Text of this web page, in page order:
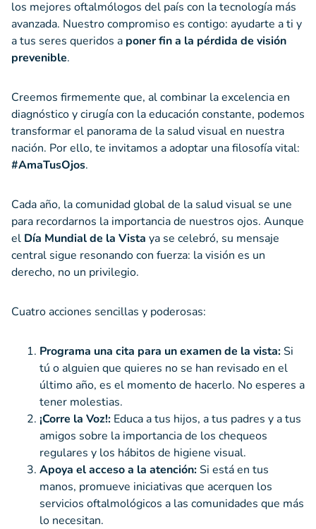
los mejores oftalmólogos del país con la tecnología más
avanzada. Nuestro compromiso es contigo: ayudarte a ti y
a tus seres queridos a poner fin a la pérdida de visión
prevenible.
Creemos firmemente que, al combinar la excelencia en
diagnóstico y cirugía con la educación constante, podemos
transformar el panorama de la salud visual en nuestra
nación. Por ello, te invitamos a adoptar una filosofía vital:
#AmaTusOjos.
Cada año, la comunidad global de la salud visual se une
para recordarnos la importancia de nuestros ojos. Aunque
el Día Mundial de la Vista ya se celebró, su mensaje
central sigue resonando con fuerza: la visión es un
derecho, no un privilegio.
Cuatro acciones sencillas y poderosas:
Programa una cita para un examen de la vista:Si
tú o alguien que quieres no se han revisado en el
último año, es el momento de hacerlo. No esperes a
tener molestias.
¡Corre la Voz!: Educa a tus hijos, a tus padres y a tus
amigos sobre la importancia de los chequeos
regulares y los hábitos de higiene visual.
Apoya el acceso a la atención:Si está en tus
manos, promueve iniciativas que acerquen los
servicios oftalmológicos a las comunidades que más
lo necesitan.